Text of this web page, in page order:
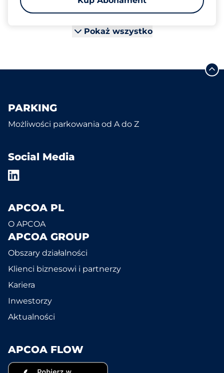
Pokaż wszystko
PARKING
Możliwości parkowania od A do Z
Social Media
APCOA PL
O APCOA
APCOA GROUP
Obszary działalności
Klienci biznesowi i partnerzy
Kariera
Inwestorzy
Aktualności
APCOA FLOW